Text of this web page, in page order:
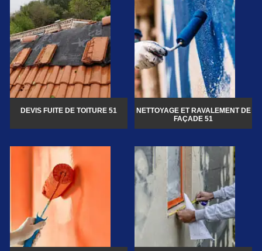
DEVIS FUITE DE TOITURE 51
NETTOYAGE ET RAVALEMENT DE
FAÇADE 51